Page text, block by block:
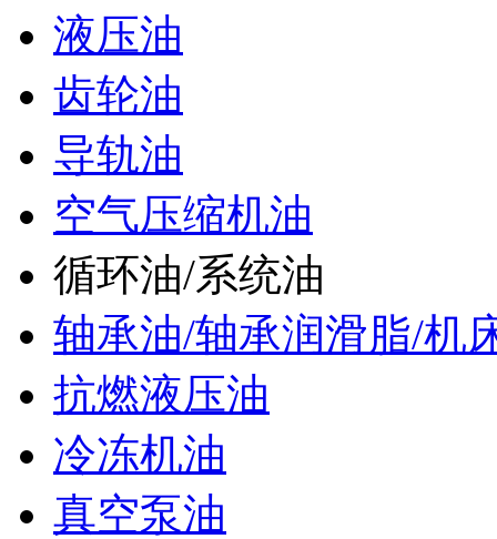
液压油
齿轮油
导轨油
空气压缩机油
循环油/系统油
轴承油/轴承润滑脂/机
抗燃液压油
冷冻机油
真空泵油